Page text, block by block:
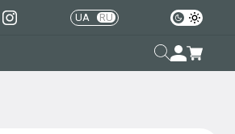
UA RU